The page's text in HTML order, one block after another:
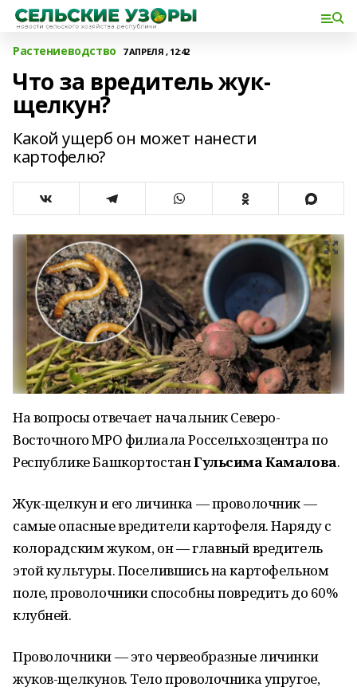
Растениеводство 7 АПРЕЛЯ , 12:42
Что за вредитель жук-
щелкун?
Какой ущерб он может нанести
картофелю?
На вопросы отвечает начальник Северо-
Восточного МРО филиала Россельхозцентра по
Республике БашкортостанГульсима Камалова.
Жук-щелкун и его личинка — проволочник —
самые опасные вредители картофеля. Наряду с
колорадским жуком, он — главный вредитель
этой культуры. Поселившись на картофельном
поле, проволочники способны повредить до 60%
клубней.
Проволочники — это червеобразные личинки
жуков-щелкунов. Тело проволочника упругое,